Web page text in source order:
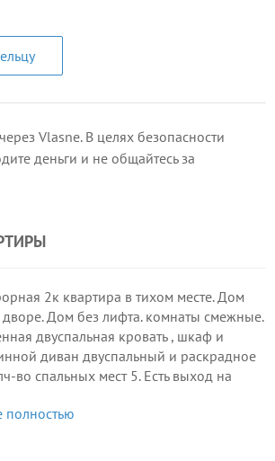
Vlasne. В целях безопасности
деньги и не общайтесь за
2к квартира в тихом месте. Дом
дворе. Дом без лифта. комнаты смежные.
двуспальная кровать , шкаф и
диван двуспальный и раскрадное
во спальных мест 5. Есть выход на
приготовления пищи.
полностью